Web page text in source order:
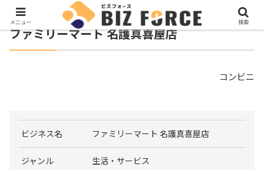
ファミリーマート 名護真喜屋店
コンビニ
ビジネス名 ファミリーマート 名護真喜屋店
ジャンル 生活・サービス
メニュー 検索